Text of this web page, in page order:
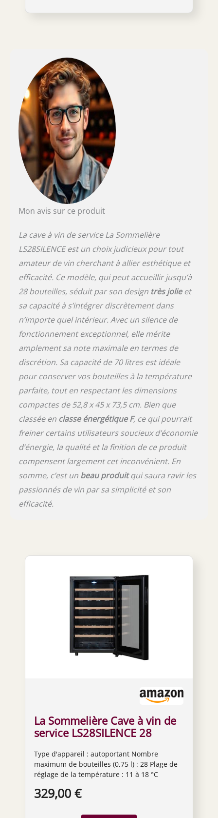
Mon avis sur ce produit
La cave à vin de service La Sommelière
LS28SILENCE est un choix judicieux pour tout
amateur de vin cherchant à allier esthétique et
efficacité. Ce modèle, qui peut accueillir jusqu’à
28 bouteilles, séduit par son design très jolieet
sa capacité à s’intégrer discrètement dans
n’importe quel intérieur. Avec un silence de
fonctionnement exceptionnel, elle mérite
amplement sa note maximale en termes de
discrétion. Sa capacité de 70 litres est idéale
pour conserver vos bouteilles à la température
parfaite, tout en respectant les dimensions
compactes de 52,8 x 45 x 73,5 cm. Bien que
classée en classe énergétique F, ce qui pourrait
freiner certains utilisateurs soucieux d’économie
d’énergie, la qualité et la finition de ce produit
compensent largement cet inconvénient. En
somme, c’est un beau produitqui saura ravir les
passionnés de vin par sa simplicité et son
efficacité.
La Sommelière Cave à vin de
service LS28SILENCE 28
Type d'appareil : autoportant Nombre
maximum de bouteilles (0,75 l) : 28 Plage de
réglage de la température : 11 à 18 °C
Éclairage interne : LED
329,00 €